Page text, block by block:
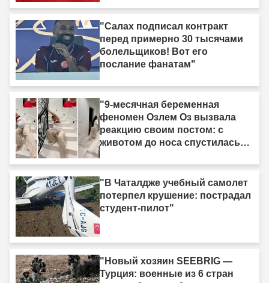
"Салах подписал контракт
перед примерно 30 тысячами
болельщиков! Вот его
послание фанатам"
"9-месячная беременная
феномен Озлем Оз вызвала
реакцию своим постом: с
животом до носа спустилась
"В Чаталдже учебный самолет
потерпел крушение: пострадал
студент-пилот"
"Новый хозяин SEEBRIG —
Турция: военные из 6 стран